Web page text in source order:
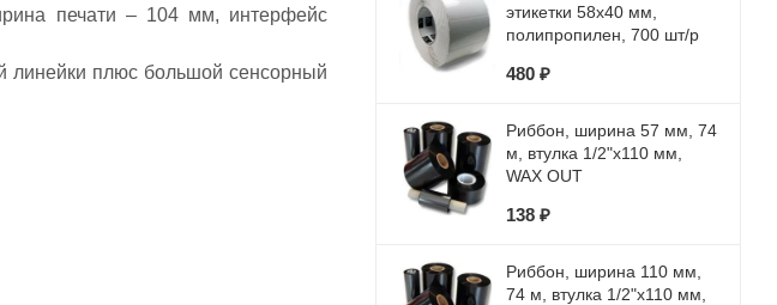
печати – 104 мм, интерфейс
линейки плюс большой сенсорный
этикетки 58х40 мм,
полипропилен, 700 шт/р
480 ₽
Риббон, ширина 57 мм, 74
м, втулка 1/2"x110 мм,
WAX OUT
138 ₽
Риббон, ширина 110 мм,
74 м, втулка 1/2"x110 мм,